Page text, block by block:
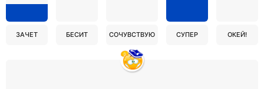
ЗАЧЕТ БЕСИТ СОЧУВСТВУЮ СУПЕР ОКЕЙ!